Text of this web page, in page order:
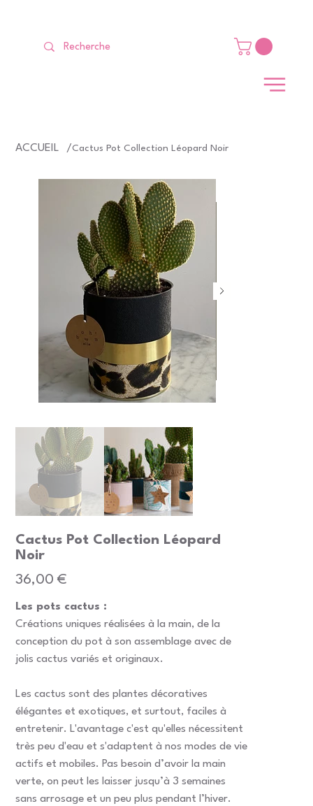
ACCUEIL /Cactus Pot Collection Léopard Noir
Cactus Pot Collection Léopard
Noir
Prix
36,00 €
Les pots cactus :
Créations uniques réalisées à la main, de la
conception du pot à son assemblage avec de
jolis cactus variés et originaux.
Les cactus sont des plantes décoratives
élégantes et exotiques, et surtout, faciles à
entretenir. L'avantage c'est qu'elles nécessitent
très peu d'eau et s'adaptent à nos modes de vie
actifs et mobiles. Pas besoin d’avoir la main
verte, on peut les laisser jusqu’à 3 semaines
sans arrosage et un peu plus pendant l’hiver.